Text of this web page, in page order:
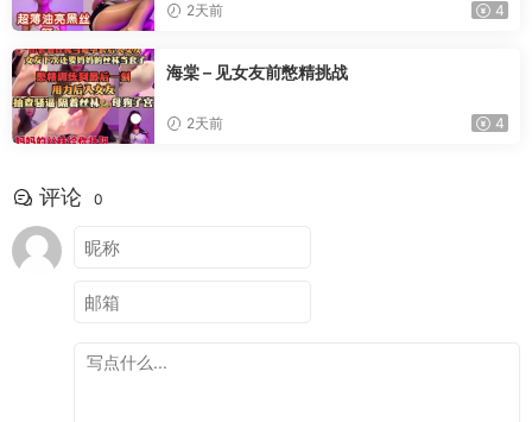
2天前 4
海棠 – 见女友前憋精挑战
2天前 4
评论 0